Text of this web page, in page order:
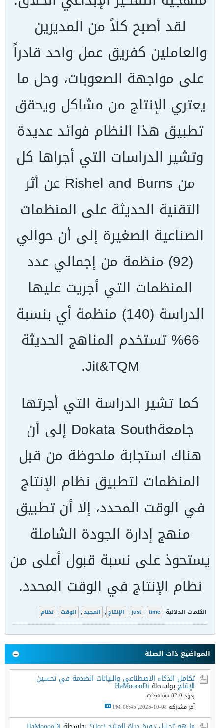
لقد أصبح كلاً من المديرين
والعاملين كفريق عمل واحد قادراً
على مواجهة الصعوبات، وحل ما
يعتري الإنتاج من مشاكل ويحقق
تطبيق هذا النظام فوائد عديدة
وتشير الدراسات التي أجراها كل
من Rishel and Burns عن أثر
التقنية الحديثة على المنظمات
الصناعية الصغيرة إلى أن حوالي
(92) منظمة من إجمالي عدد
المنظمات التي أجريت عليها
الدراسة (140) منظمة أي بنسبة
66% تستخدم المناهج الحديثة
Jit&TQM
.
كما تشير الدراسة التي أجرتها
جامعة
Dokata South
إلى أن
هناك استجابة ملحوظة من قبل
المنظمات لتطبيق نظام الإنتاج
في الوقت المحدد، إلا أن تطبيق
منهج إدارة الجودة الشاملة
يستحوذ على نسبة قبول أعلى من
نظام الإنتاج في الوقت المحدد.
الكلمات الدلالية: just , time
, الإنتاج , المجيد , الوقت , نظام
المواضيع ذات الصلة
تكامل الذكاء الاصطناعي والبيانات الضخمة في تحسين
الإنتاج بواسطة HaMooooDi
ردود 0
82 مشاهدات
آخر مشاركة 08-10-2025, 06:45 PM